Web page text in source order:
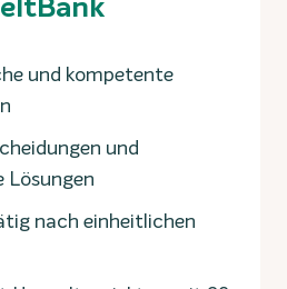
und kompetente
und
nach einheitlichen